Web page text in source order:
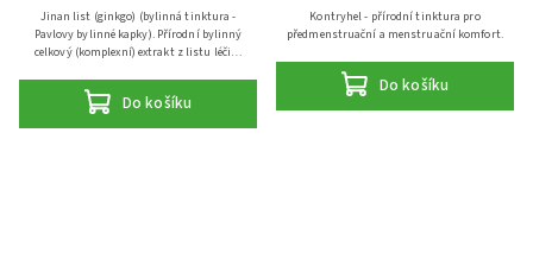
Do košíku
Jinan list (ginkgo) (bylinná tinktura -
Pavlovy bylinné kapky). Přírodní bylinný
celkový (komplexní) extrakt z listu léčivé
Do košíku
Kontryhel - přírodní tinktura pro
předmenstruační a menstruační komfort.